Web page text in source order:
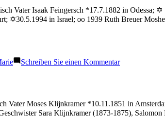
Vater Isaak Feingersch *17.7.1882 in Odessa;
✡30.5.1994 in Israel; oo 1939 Ruth Breuer
Schreiben Sie einen Kommentarzu
Vater Moses Klijnkramer *10.11.1851 in
Sara Klijnkramer (1873-1875),